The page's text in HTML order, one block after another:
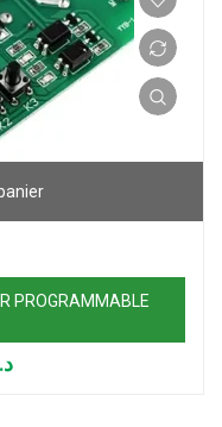
PROGRAMMABLE